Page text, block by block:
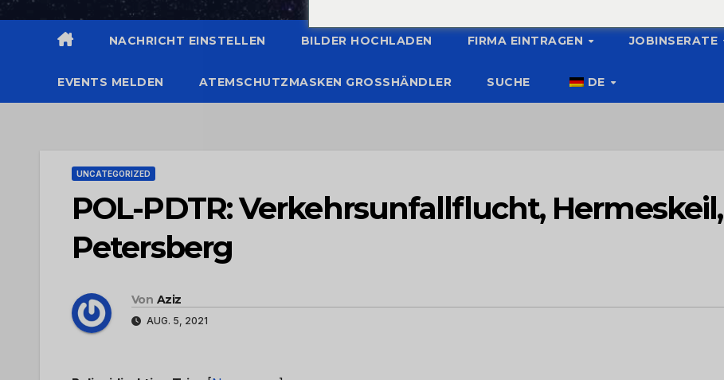
NACHRICHT EINSTELLEN BILDER HOCHLADEN FIRMA EINTRAGEN JOBINSERATE
EVENTS MELDEN ATEMSCHUTZMASKEN GROSSHÄNDLER SUCHE DE
UNCATEGORIZED
POL-PDTR: Verkehrsunfallflucht, Hermeskeil,
Petersberg
Von Aziz
AUG. 5, 2021